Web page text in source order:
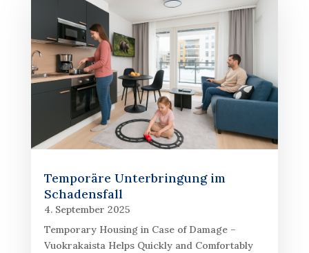
Temporäre Unterbringung im
Schadensfall
4. September 2025
Temporary Housing in Case of Damage –
Vuokrakaista Helps Quickly and Comfortably